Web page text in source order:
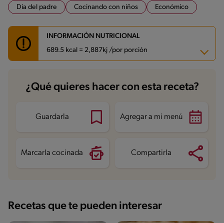
Dia del padre Cocinando con niños Económico
INFORMACIÓN NUTRICIONAL
689.5 kcal = 2,887kj /por porción
Carbohidratos
80.3 g
Energía 689.5 kcal
Proteína
Grasas saturadas 19.4 g
¿Qué quieres hacer con esta receta?
Guardarla Agregar a mi menú
Marcarla cocinada Compartirla
Recetas que te pueden interesar